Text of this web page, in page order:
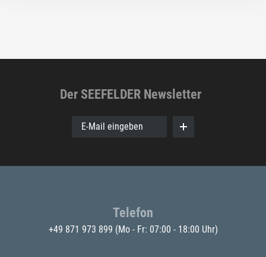
Der SEEFELDER Newsletter
E-Mail eingeben
Telefon
+49 871 973 899 (Mo - Fr: 07:00 - 18:00 Uhr)